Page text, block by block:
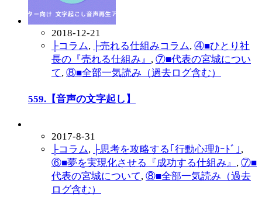
2018-12-21
├コラム, ├売れる仕組みコラム, ④■ひとり社
長の『売れる仕組み』 , ⑦■代表の宮城につい
て, ⑧■全部一気読み（過去ログ含む）
559.【音声の文字起し】
2017-8-31
├コラム, ├思考を攻略する｢行動心理ｶｰﾄﾞ｣ ,
⑥■夢を実現化させる『成功する仕組み』 , ⑦■
代表の宮城について, ⑧■全部一気読み（過去
ログ含む）